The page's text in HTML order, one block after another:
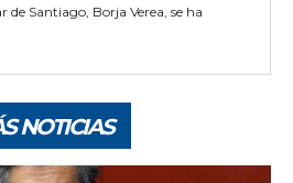
de Santiago, Borja Verea, se ha
NOTICIAS